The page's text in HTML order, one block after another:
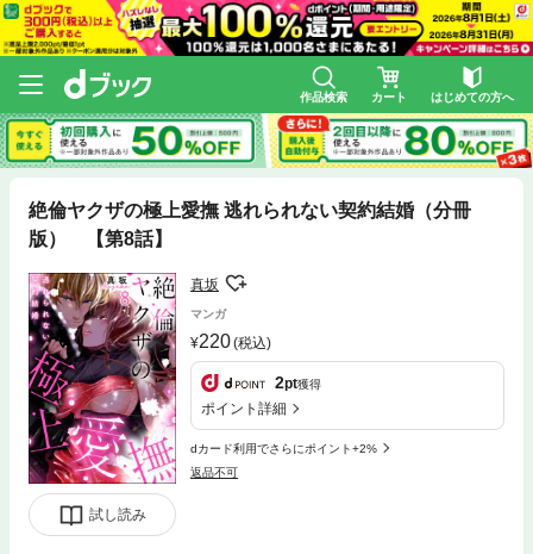
作品検索 カート はじめての方へ
絶倫ヤクザの極上愛撫 逃れられない契約結婚（分冊
版） 【第8話】
試し読み
真坂
マンガ
220(税込)
2pt獲得
ポイント詳細
dカード利用でさらにポイント+2%
返品不可